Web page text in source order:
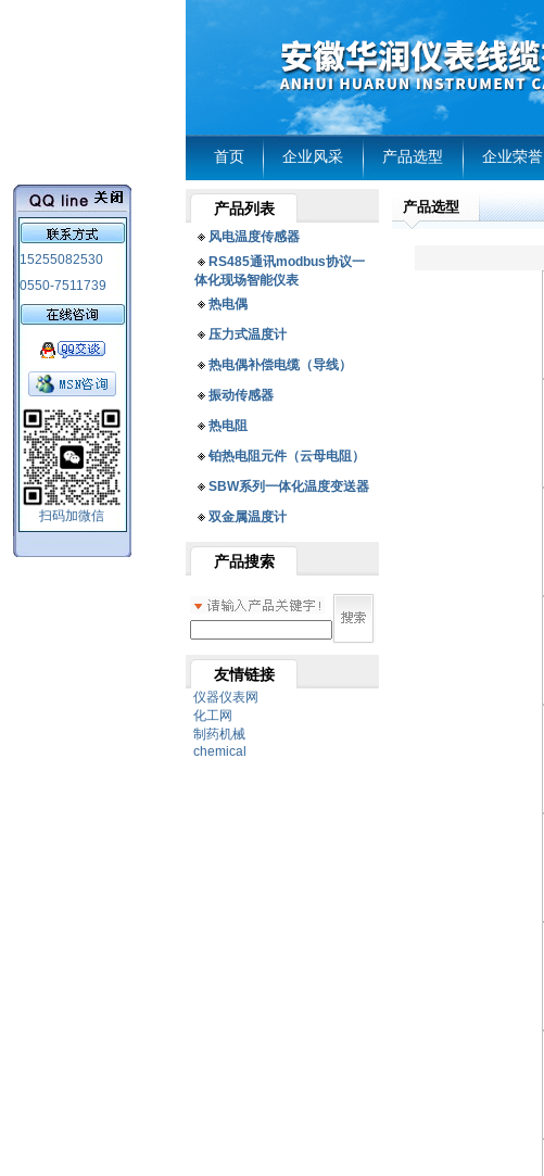
首页 企业风采 产品选型 企业荣誉
15255082530
0550-7511739
扫码加微信
产品列表
风电温度传感器
RS485通讯modbus协议一
体化现场智能仪表
热电偶
压力式温度计
热电偶补偿电缆（导线）
振动传感器
热电阻
铂热电阻元件（云母电阻）
SBW系列一体化温度变送器
双金属温度计
产品搜索
友情链接
仪器仪表网
化工网
制药机械
chemical
产品选型